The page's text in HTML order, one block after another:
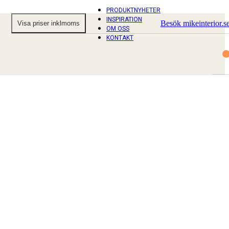
PRODUKTNYHETER
INSPIRATION
OM OSS
KONTAKT
Besök